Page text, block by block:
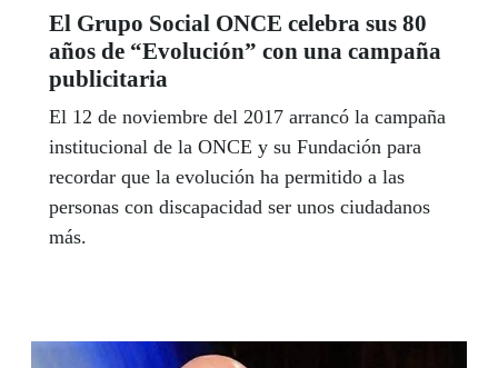
El Grupo Social ONCE celebra sus 80
años de “Evolución” con una campaña
publicitaria
El 12 de noviembre del 2017 arrancó la campaña
institucional de la ONCE y su Fundación para
recordar que la evolución ha permitido a las
personas con discapacidad ser unos ciudadanos
más.